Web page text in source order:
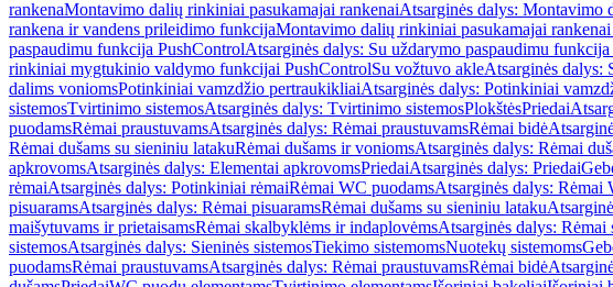
rankenaMontavimo dalių rinkiniai pasukamajai rankenaiAtsarginės dalys: Montavimo
rankena ir vandens prileidimo funkcijaMontavimo dalių rinkiniai pasukamajai
paspaudimu funkcija PushControlAtsarginės dalys: Su uždarymo paspaudimu
rinkiniai mygtukinio valdymo funkcijai PushControlSu vožtuvo akleAtsarginės dalys:
dalims voniomsPotinkiniai vamzdžio pertraukikliaiAtsarginės dalys: Potinkiniai
sistemosTvirtinimo sistemosAtsarginės dalys: Tvirtinimo sistemosPlokštėsPriedai
puodamsRėmai praustuvamsAtsarginės dalys: Rėmai praustuvamsRėmai bidė
Rėmai dušams su sieniniu latakuRėmai dušams ir voniomsAtsarginės dalys: Rėmai
apkrovomsAtsarginės dalys: Elementai apkrovomsPriedaiAtsarginės dalys: Priedai
rėmaiAtsarginės dalys: Potinkiniai rėmaiRėmai WC puodamsAtsarginės dalys: Rėmai
pisuaramsAtsarginės dalys: Rėmai pisuaramsRėmai dušams su sieniniu lataku
maišytuvams ir prietaisamsRėmai skalbyklėms ir indaplovėmsAtsarginės dalys:
sistemosAtsarginės dalys: Sieninės sistemosTiekimo sistemomsNuotekų sistemoms
puodamsRėmai praustuvamsAtsarginės dalys: Rėmai praustuvamsRėmai bidė